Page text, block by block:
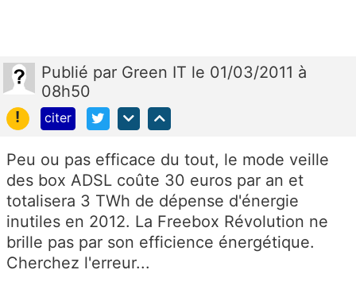
Publié par Green IT le 01/03/2011 à
08h50
!
citer
Peu ou pas efficace du tout, le mode veille
des box ADSL coûte 30 euros par an et
totalisera 3 TWh de dépense d'énergie
inutiles en 2012. La Freebox Révolution ne
brille pas par son efficience énergétique.
Cherchez l'erreur...